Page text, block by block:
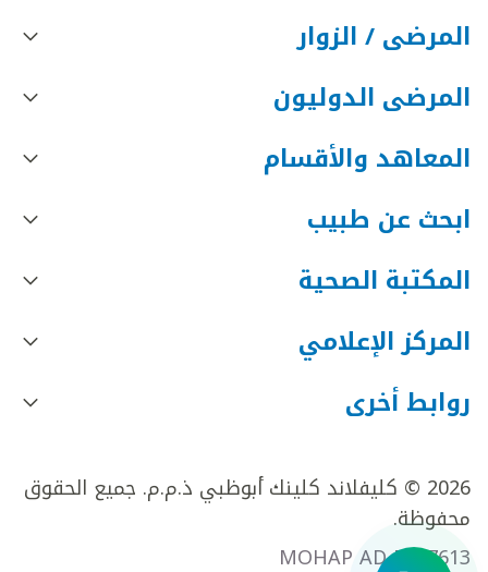
المرضى / الزوار
المرضى الدوليون
المعاهد والأقسام
ابحث عن طبيب
المكتبة الصحية
المركز الإعلامي
روابط أخرى
2026 © كليفلاند كلينك أبوظبي ذ.م.م. جميع الحقوق
محفوظة.
MOHAP AD FR27613